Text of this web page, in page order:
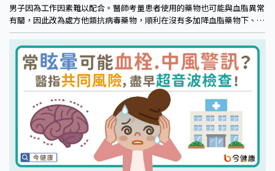
男子因為工作因素難以配合。醫師考量患者使用的藥物也可能與血脂異常
有關，因此改為處方他類抗病毒藥物，順利在沒有多加降血脂藥物下、讓
膽固醇下降。